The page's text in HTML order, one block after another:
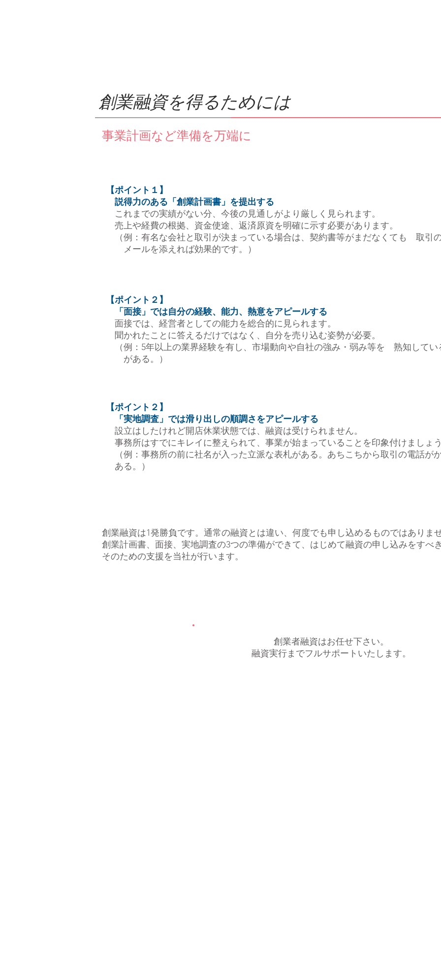
創業融資を得るためには
​事業計画など準備を万端に
創業融資は1発勝負です。通常の融資とは違い、何度でも申し込めるものではありませ
創業計画書、面接、実地調査の3つの準備ができて、はじめて融資の申し込みをすべき
そのための支援を当社が行います。
創業者融資はお任せ下さい。
融資実行までフルサポートいたします。
【ポイント１】
説得力のある「創業計画書」を提出する
これまでの実績がない分、今後の見通しがより厳しく見られます。
売上や経費の根拠、資金使途、返済原資を明確に示す必要があります。
（例：有名な会社と取引が決まっている場合は、契約書等がまだなくても 取引
メールを添えれば効果的です。）
【ポイント２】
「面接」では自分の経験、能力、熱意をアピールする
面接では、経営者としての能力を総合的に見られます。
聞かれたことに答えるだけではなく、自分を売り込む姿勢が必要。
（例：5年以上の業界経験を有し、市場動向や自社の強み・弱み等を 熟知してい
がある。）
【ポイント２】
「実地調査」では滑り出しの順調さをアピールする
設立はしたけれど開店休業状態では、融資は受けられません。
事務所はすでにキレイに整えられて、事業が始まっていることを印象付けましょう
（例：事務所の前に社名が入った立派な表札がある。あちこちから取引の電話が
ある。）